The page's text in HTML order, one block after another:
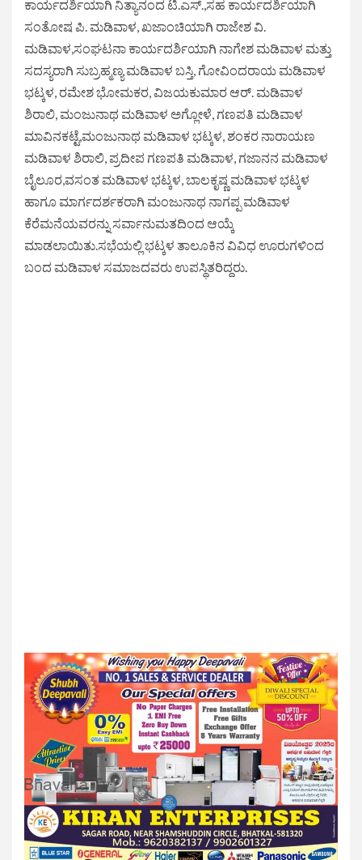
ಕಾರ್ಯದರ್ಶಿಯಾಗಿ ನಿತ್ಯಾನಂದ ಟಿ.ಎಸ್.,ಸಹ ಕಾರ್ಯದರ್ಶಿಯಾಗಿ
ಸಂತೋಷ ಪಿ. ಮಡಿವಾಳ, ಖಜಾಂಚಿಯಾಗಿ ರಾಜೇಶ ವಿ.
ಮಡಿವಾಳ,ಸಂಘಟನಾ ಕಾರ್ಯದರ್ಶಿಯಾಗಿ ನಾಗೇಶ ಮಡಿವಾಳ ಮತ್ತು
ಸದಸ್ಯರಾಗಿ ಸುಬ್ರಹ್ಮಣ್ಯ ಮಡಿವಾಳ ಬಸ್ತಿ, ಗೋವಿಂದರಾಯ ಮಡಿವಾಳ
ಭಟ್ಕಳ, ರಮೇಶ ಭೋಮಕರ, ವಿಜಯಕುಮಾರ ಆರ್. ಮಡಿವಾಳ
ಶಿರಾಲಿ, ಮಂಜುನಾಥ ಮಡಿವಾಳ ಅಗ್ಲೋಳೆ, ಗಣಪತಿ ಮಡಿವಾಳ
ಮಾವಿನಕಟ್ಟೆ,ಮಂಜುನಾಥ ಮಡಿವಾಳ ಭಟ್ಕಳ, ಶಂಕರ ನಾರಾಯಣ
ಮಡಿವಾಳ ಶಿರಾಲಿ, ಪ್ರದೀಪ ಗಣಪತಿ ಮಡಿವಾಳ, ಗಜಾನನ ಮಡಿವಾಳ
ಬೈಲೂರ,ವಸಂತ ಮಡಿವಾಳ ಭಟ್ಕಳ, ಬಾಲಕೃಷ್ಣ ಮಡಿವಾಳ ಭಟ್ಕಳ
ಹಾಗೂ ಮಾರ್ಗದರ್ಶಕರಾಗಿ ಮಂಜುನಾಥ ನಾಗಪ್ಪ ಮಡಿವಾಳ
ಕೆರೆಮನೆಯವರನ್ನು ಸರ್ವಾನುಮತದಿಂದ ಆಯ್ಕೆ
ಮಾಡಲಾಯಿತು.ಸಭೆಯಲ್ಲಿ ಭಟ್ಕಳ ತಾಲೂಕಿನ ವಿವಿಧ ಊರುಗಳಿಂದ
ಬಂದ ಮಡಿವಾಳ ಸಮಾಜದವರು ಉಪಸ್ಥಿತರಿದ್ದರು.